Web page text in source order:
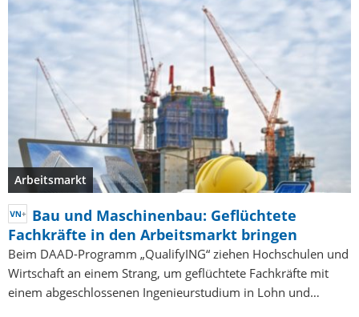
Arbeitsmarkt
Bau und Maschinenbau: Geflüchtete
Fachkräfte in den Arbeitsmarkt bringen
Beim DAAD-Programm „QualifyING“ ziehen Hochschulen und
Wirtschaft an einem Strang, um geflüchtete Fachkräfte mit
einem abgeschlossenen Ingenieurstudium in Lohn und…